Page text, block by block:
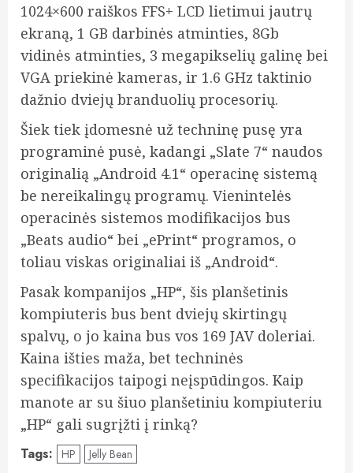
1024×600 raiškos FFS+ LCD lietimui jautrų
ekraną, 1 GB darbinės atminties, 8Gb
vidinės atminties, 3 megapikselių galinę bei
VGA priekinė kameras, ir 1.6 GHz taktinio
dažnio dviejų branduolių procesorių.
Šiek tiek įdomesnė už techninę pusę yra
programinė pusė, kadangi „Slate 7“ naudos
originalią „Android 4.1“ operacinę sistemą
be nereikalingų programų. Vienintelės
operacinės sistemos modifikacijos bus
„Beats audio“ bei „ePrint“ programos, o
toliau viskas originaliai iš „Android“.
Pasak kompanijos „HP“, šis planšetinis
kompiuteris bus bent dviejų skirtingų
spalvų, o jo kaina bus vos 169 JAV doleriai.
Kaina išties maža, bet techninės
specifikacijos taipogi neįspūdingos. Kaip
manote ar su šiuo planšetiniu kompiuteriu
„HP“ gali sugrįžti į rinką?
Tags: HP Jelly Bean